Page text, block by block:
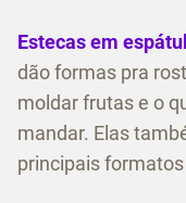
Estecas em
dão formas pra
moldar frutas e o
mandar. Elas
principais